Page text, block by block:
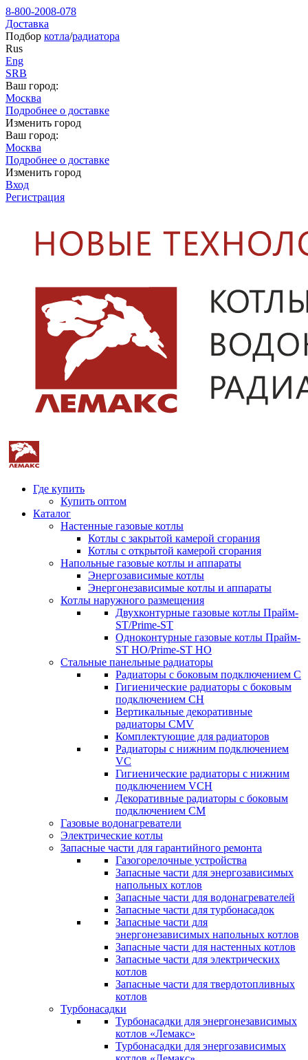
8-800-2008-078
Доставка
Подбор котла/радиатора
Rus
Eng
SRB
Ваш город:
Москва
Подробнее о доставке
Изменить город
Ваш город:
Москва
Подробнее о доставке
Изменить город
Вход
Регистрация
Где купить
Купить оптом
Каталог
Настенные газовые котлы
Котлы с закрытой камерой сгорания
Котлы с открытой камерой сгорания
Напольные газовые котлы и аппараты
Энергозависимые котлы
Энергонезависимые котлы и аппараты
Котлы наружного размещения
Двухконтурные газовые котлы Прайм-
ST/Prime-ST
Одноконтурные газовые котлы Прайм-
ST HO/Prime-ST HO
Стальные панельные радиаторы
Радиаторы c боковым подключением C
Гигиенические радиаторы c боковым
подключением CH
Вертикальные декоративные
радиаторы CMV
Комплектующие для радиаторов
Радиаторы c нижним подключением
VC
Гигиенические радиаторы c нижним
подключением VCH
Декоративные радиаторы с боковым
подключением CM
Газовые водонагреватели
Электрические котлы
Запасные части для гарантийного ремонта
Газогорелочные устройства
Запасные части для энергозависимых
напольных котлов
Запасные части для водонагревателей
Запасные части для турбонасадок
Запасные части для
энергонезависимых напольных котлов
Запасные части для настенных котлов
Запасные части для электрических
котлов
Запасные части для твердотопливных
котлов
Турбонасадки
Турбонасадки для энергонезависимых
котлов «Лемакс»
Турбонасадки для энергозависимых